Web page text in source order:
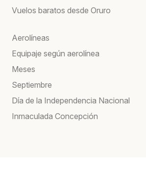
Vuelos baratos desde Oruro
Aerolíneas
Equipaje según aerolínea
Meses
Septiembre
Día de la Independencia Nacional
Inmaculada Concepción